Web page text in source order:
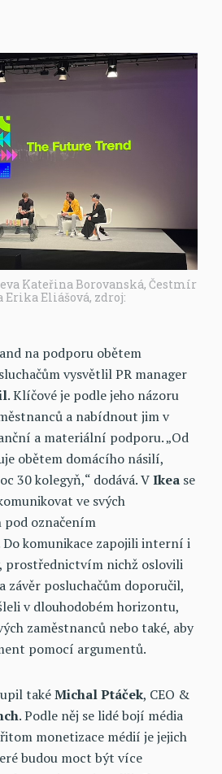
Kateřina Borovanská, Čestmír
Erika Eliášová, zdroj:
na podporu obětem
vysvětlil PR manager
. Klíčové je podle jeho názoru
a nabídnout jim v
a materiální podporu. „Od
obětem domácího násilí,
30 kolegyň,“ dodává. VIkea se
ve svých
pod označením
Do komunikace zapojili interní i
prostřednictvím nichž oslovili
závěr posluchačům doporučil,
v dlouhodobém horizontu,
zaměstnanců nebo také, aby
pomocí argumentů.
takéMichal Ptáček, CEO &
. Podle něj se lidé bojí média
monetizace médií je jejich
budou moct být více